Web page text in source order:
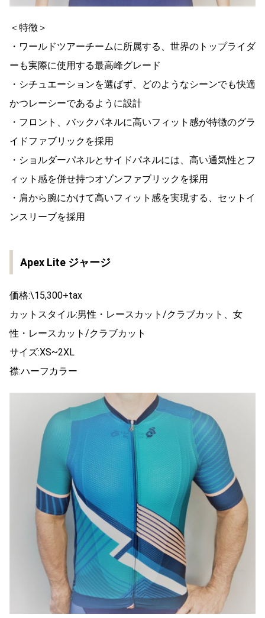
＜特徴＞
・ワールドツアーチームに所属する、世界のトップライダ
ーも実際に使用する最高峰グレード
・シチュエーションを選ばず、どのようなシーンでも快適
かつレーシーであるように設計
・フロント、バックパネルに高いフィット感が特徴のグラ
イドファブリックを採用
・ショルダーパネルとサイドパネルには、高い通気性とフ
ィット感を併せ持つオゾンファブリックを採用
・肩から腕にかけて高いフィット感を実現する、セットイ
ンスリーブを採用
Apex Lite ジャージ
価格:\15,300+tax
カットスタイル:男性・レースカット/クラブカット、女
性・レースカット/クラブカット
サイズ:XS~2XL
襟:ハーフカラー